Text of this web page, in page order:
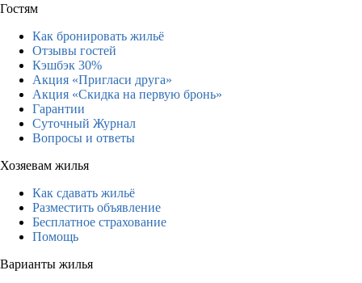
Гостям
Как бронировать жильё
Отзывы гостей
Кэшбэк 30%
Акция «Пригласи друга»
Акция «Скидка на первую бронь»
Гарантии
Суточный Журнал
Вопросы и ответы
Хозяевам жилья
Как сдавать жильё
Разместить объявление
Бесплатное страхование
Помощь
Варианты жилья